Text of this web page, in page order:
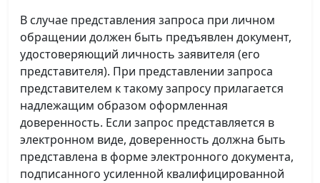
В случае представления запроса при личном
обращении должен быть предъявлен документ,
удостоверяющий личность заявителя (его
представителя). При представлении запроса
представителем к такому запросу прилагается
надлежащим образом оформленная
доверенность. Если запрос представляется в
электронном виде, доверенность должна быть
представлена в форме электронного документа,
подписанного усиленной квалифицированной